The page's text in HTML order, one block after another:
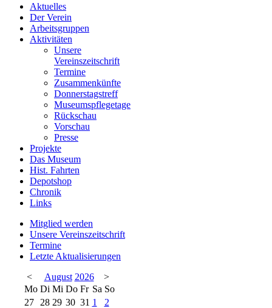
Aktuelles
Der Verein
Arbeitsgruppen
Aktivitäten
Unsere
Vereinszeitschrift
Termine
Zusammenkünfte
Donnerstagstreff
Museumspflegetage
Rückschau
Vorschau
Presse
Projekte
Das Museum
Hist. Fahrten
Depotshop
Chronik
Links
Mitglied werden
Unsere Vereinszeitschrift
Termine
Letzte Aktualisierungen
<
August 2026
>
Mo Di Mi Do Fr Sa So
27
28 29 30 31 1
2